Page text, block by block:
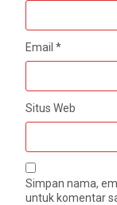
Email*
Situs Web
Simpan nama,
untuk komentar